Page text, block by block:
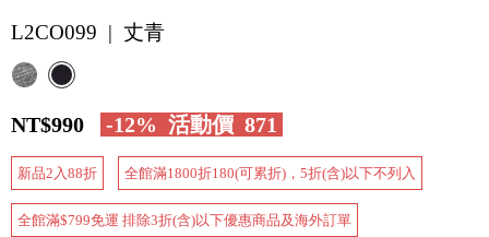
L2CO099 | 丈青
NT$990 -12% 活動價 871
新品2入88折 全館滿1800折180(可累折)，5折(含)以下不列入
全館滿$799免運 排除3折(含)以下優惠商品及海外訂單